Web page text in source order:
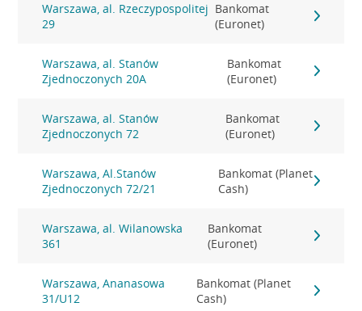
Warszawa, al. Rzeczypospolitej
29
Bankomat
(Euronet)
Warszawa, al. Stanów
Zjednoczonych 20A
Bankomat
(Euronet)
Warszawa, al. Stanów
Zjednoczonych 72
Bankomat
(Euronet)
Warszawa, Al.Stanów
Zjednoczonych 72/21
Bankomat (Planet
Cash)
Warszawa, al. Wilanowska
361
Bankomat
(Euronet)
Warszawa, Ananasowa
31/U12
Bankomat (Planet
Cash)